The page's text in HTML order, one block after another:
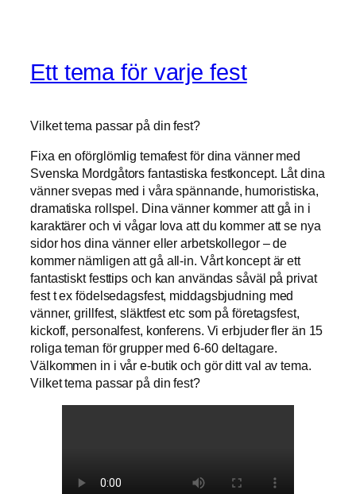
Ett tema för varje fest
Vilket tema passar på din fest?
Fixa en oförglömlig temafest för dina vänner med
Svenska Mordgåtors fantastiska festkoncept. Låt dina
vänner svepas med i våra spännande, humoristiska,
dramatiska rollspel. Dina vänner kommer att gå in i
karaktärer och vi vågar lova att du kommer att se nya
sidor hos dina vänner eller arbetskollegor – de
kommer nämligen att gå all-in. Vårt koncept är ett
fantastiskt festtips och kan användas såväl på privat
fest t ex födelsedagsfest, middagsbjudning med
vänner, grillfest, släktfest etc som på företagsfest,
kickoff, personalfest, konferens. Vi erbjuder fler än 15
roliga teman för grupper med 6-60 deltagare.
Välkommen in i vår e-butik och gör ditt val av tema.
Vilket tema passar på din fest?